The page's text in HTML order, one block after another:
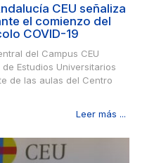
CEU señaliza
el comienzo del
COVID-19
del Campus CEU
Estudios Universitarios
de las aulas del Centro
Leer más ...